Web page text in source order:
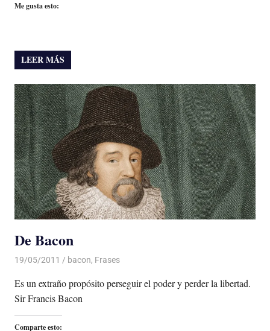
Me gusta esto:
LEER MÁS
De Bacon
19/05/2011 Luis Castellanos
bacon, Frases
Es un extraño propósito perseguir el poder y perder la libertad.
Sir Francis Bacon
Comparte esto: